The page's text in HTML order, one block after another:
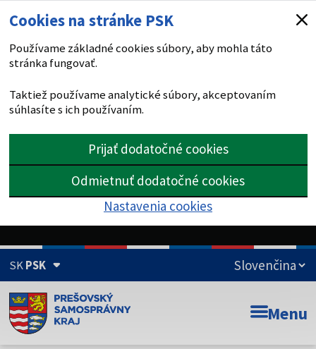
Cookies na stránke PSK
Používame základné cookies súbory, aby mohla táto
stránka fungovať.
Taktiež používame analytické súbory, akceptovaním
súhlasíte s ich používaním.
Prijať dodatočné cookies
Odmietnuť dodatočné cookies
Nastavenia cookies
SKPSK
Doména psk.sk je oficiálna
Toto je oficiálna webová stránka Prešovského
Menu